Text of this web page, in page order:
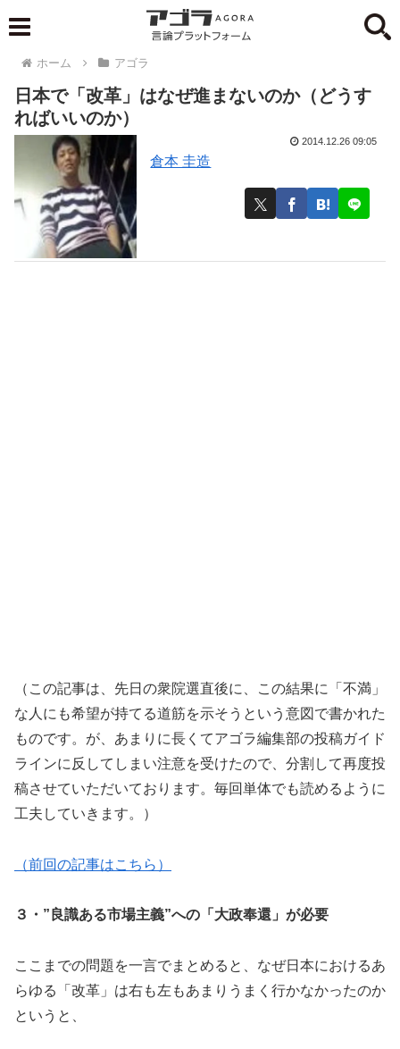
ホーム アゴラ
日本で「改革」はなぜ進まないのか（どうす
ればいいのか）
倉本 圭造
2014.12.26 09:05
（この記事は、先日の衆院選直後に、この結果に「不満」
な人にも希望が持てる道筋を示そうという意図で書かれた
ものです。が、あまりに長くてアゴラ編集部の投稿ガイド
ラインに反してしまい注意を受けたので、分割して再度投
稿させていただいております。毎回単体でも読めるように
工夫していきます。）
（前回の記事はこちら）
３・”良識ある市場主義”への「大政奉還」が必要
ここまでの問題を一言でまとめると、なぜ日本におけるあ
らゆる「改革」は右も左もあまりうまく行かなかったのか
というと、